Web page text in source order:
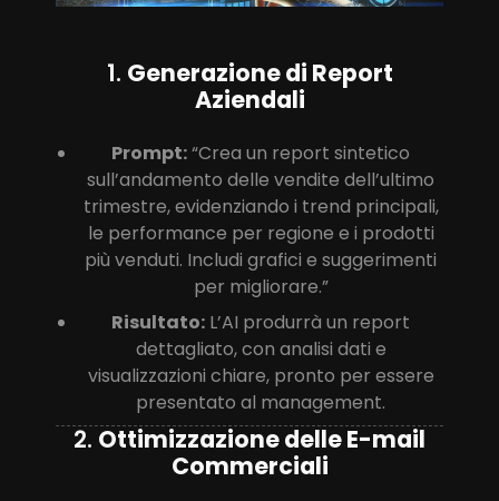
1. Generazione di Report
Aziendali
Prompt:“Crea un report sintetico
sull’andamento delle vendite dell’ultimo
trimestre, evidenziando i trend principali,
le performance per regione e i prodotti
più venduti. Includi grafici e suggerimenti
per migliorare.”
Risultato: L’AI produrrà un report
dettagliato, con analisi dati e
visualizzazioni chiare, pronto per essere
presentato al management.
2. Ottimizzazione delle E-mail
Commerciali